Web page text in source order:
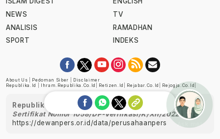
NEWS
ANALISIS
SPORT
TV
RAMADHAN
INDEKS
About Us Pedoman Siber
Disclaimer
Republika.id
Ihram.republika.co.id Retizen.id Rejabar.co.id Rejogja.co.id
Republika telah diverifikasi oleh Dewan Pers
Sertifikat Nomor 1058/DP-Verifikasi/K/XII/2022
https://dewanpers.or.id/data/perusahaanpers
Ask me!